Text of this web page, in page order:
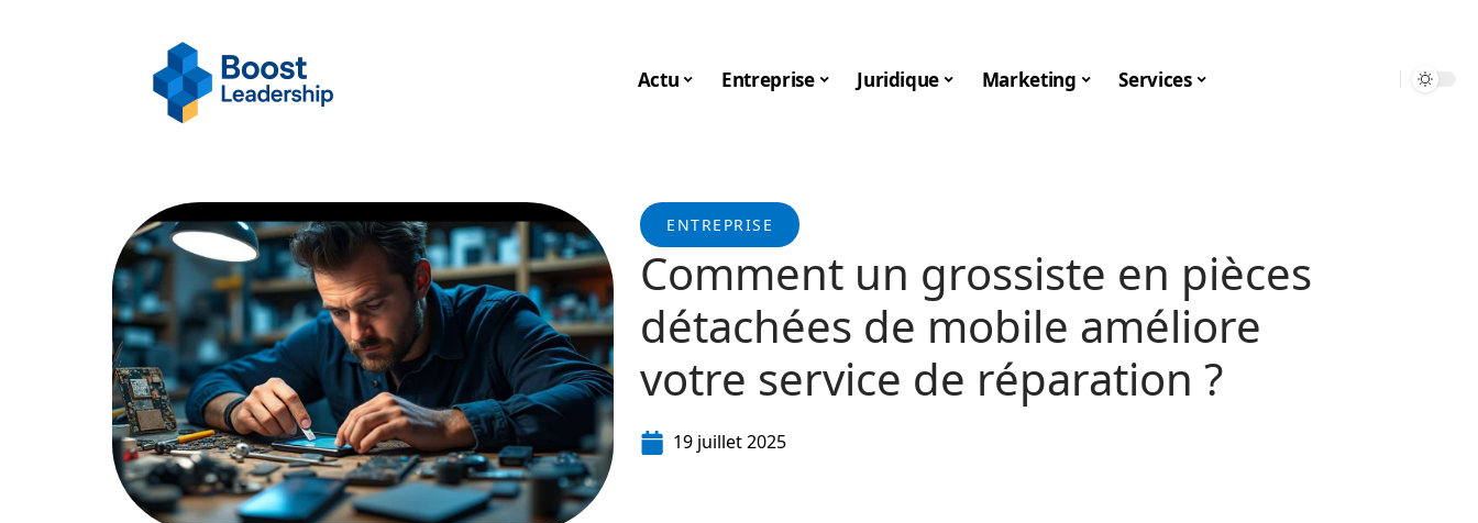
Actu Entreprise Juridique Marketing Services
ENTREPRISE
Comment un grossiste en pièces
détachées de mobile améliore
votre service de réparation ?
19 juillet 2025